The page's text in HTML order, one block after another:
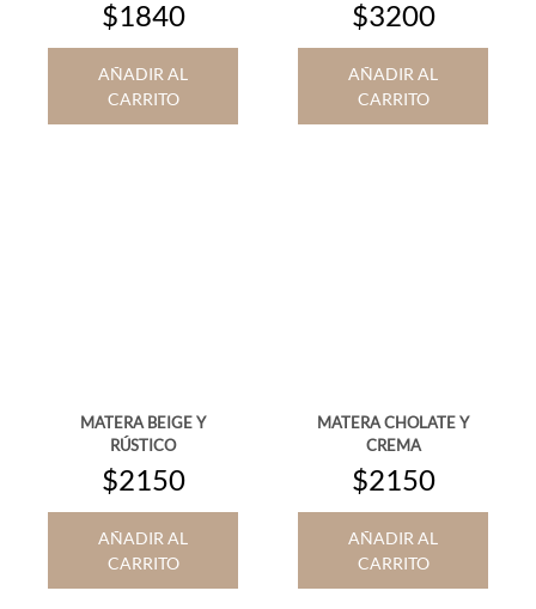
$1840
AÑADIR AL
CARRITO
$3200
AÑADIR AL
CARRITO
MATERA BEIGE Y
RÚSTICO
$2150
AÑADIR AL
CARRITO
MATERA CHOLATE Y
CREMA
$2150
AÑADIR AL
CARRITO